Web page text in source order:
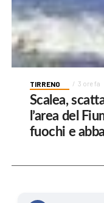
TIRRENO 3 ore fa
Scalea,
l’area del
fuochi e